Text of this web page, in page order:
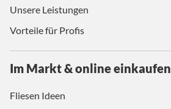
Unsere Leistungen
Vorteile für Profis
Im Markt & online einkaufen
Fliesen Ideen